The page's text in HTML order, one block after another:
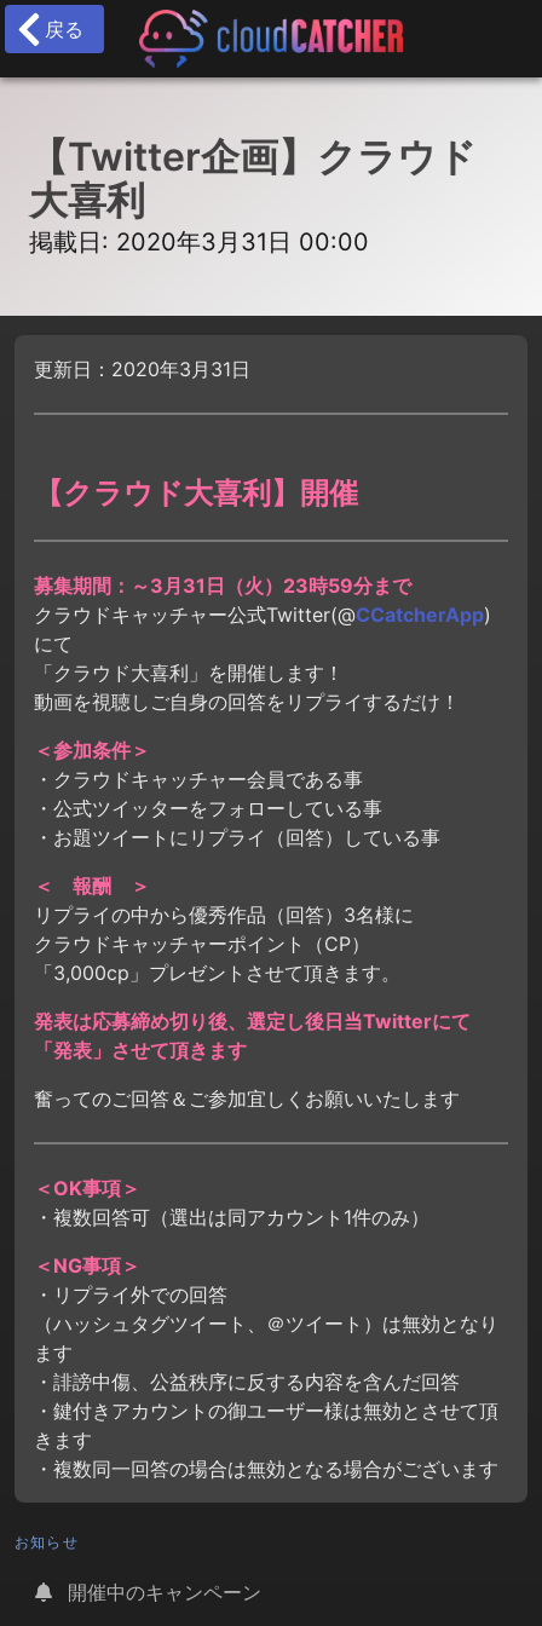
戻る
【Twitter企画】クラウド
大喜利
掲載日: 2020年3月31日 00:00
更新日：2020年3月31日
【クラウド大喜利】開催
募集期間：～3月31日（火）23時59分まで
クラウドキャッチャー公式Twitter(@CCatcherApp)
にて
「クラウド大喜利」を開催します！
動画を視聴しご自身の回答をリプライするだけ！
＜参加条件＞
・クラウドキャッチャー会員である事
・公式ツイッターをフォローしている事
・お題ツイートにリプライ（回答）している事
＜ 報酬 ＞
リプライの中から優秀作品（回答）3名様に
クラウドキャッチャーポイント（CP）
「3,000cp」プレゼントさせて頂きます。
発表は応募締め切り後、選定し後日当Twitterにて
「発表」させて頂きます
奮ってのご回答＆ご参加宜しくお願いいたします
＜OK事項＞
・複数回答可（選出は同アカウント1件のみ）
＜NG事項＞
・リプライ外での回答
（ハッシュタグツイート、＠ツイート）は無効となり
ます
・誹謗中傷、公益秩序に反する内容を含んだ回答
・鍵付きアカウントの御ユーザー様は無効とさせて頂
きます
・複数同一回答の場合は無効となる場合がございます
お知らせ
開催中のキャンペーン